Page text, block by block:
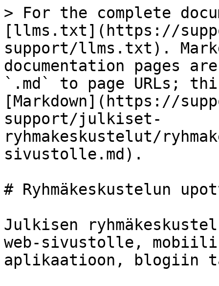
> For the complete
[llms.txt](https://
support/llms.txt).
documentation pages
`.md` to page URLs;
[Markdown](https://
support/julkiset-
ryhmakeskustelut/
sivustolle.md).
# Ryhmäkeskustelun
Julkisen
web-sivustolle,
aplikaatioon, blogiin